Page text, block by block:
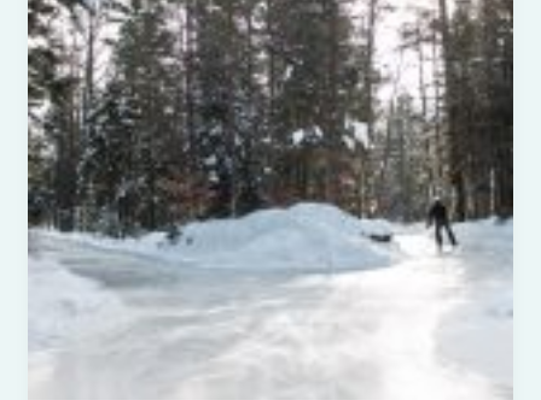
à
faire
en
Mauricie
:
Partie
2